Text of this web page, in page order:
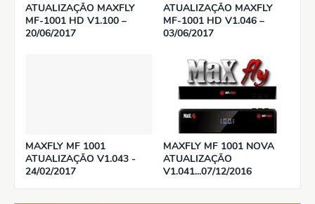
ATUALIZAÇÃO MAXFLY
MF-1001 HD V1.100 –
20/06/2017
ATUALIZAÇÃO MAXFLY
MF-1001 HD V1.046 –
03/06/2017
MAXFLY MF 1001
ATUALIZAÇÃO V1.043 -
24/02/2017
MAXFLY MF 1001 NOVA
ATUALIZAÇÃO
V1.041...07/12/2016